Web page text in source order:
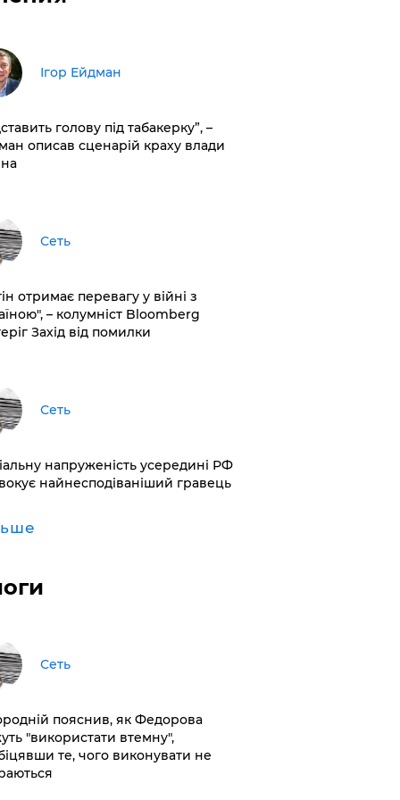
Ігор Ейдман
голову під табакерку”, –
описав сценарій краху влади
Сеть
отримає перевагу у війні з
– колумніст Bloomberg
Захід від помилки
Сеть
напруженість усередині РФ
найнесподіваніший гравець
Сеть
пояснив, як Федорова
"використати втемну",
те, чого виконувати не